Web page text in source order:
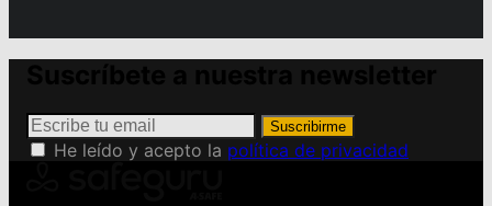
Suscribirme
He leído y acepto la política de privacidad